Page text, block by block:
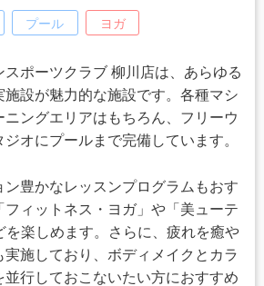
プール ヨガ
ポーツクラブ 柳川店は、あらゆる
施設が魅力的な施設です。各種マシ
ニングエリアはもちろん、フリーウ
オにプールまで完備しています。
ン豊かなレッスンプログラムもおす
ィットネス・ヨガ」や「美ューテ
を楽しめます。さらに、疲れを癒や
施しており、ボディメイクとカラ
並行しておこないたい方におすすめ